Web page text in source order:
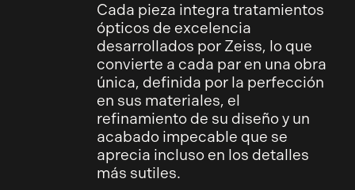
Cada pieza integra tratamientos
ópticos de excelencia
desarrollados por Zeiss, lo que
convierte a cada par en una obra
única, definida por la perfección
en sus materiales, el
refinamiento de su diseño y un
acabado impecable que se
aprecia incluso en los detalles
más sutiles.